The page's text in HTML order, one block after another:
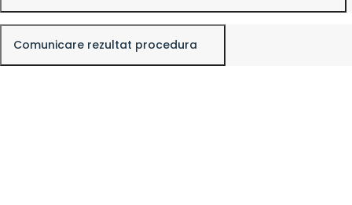
Comunicare rezultat procedura